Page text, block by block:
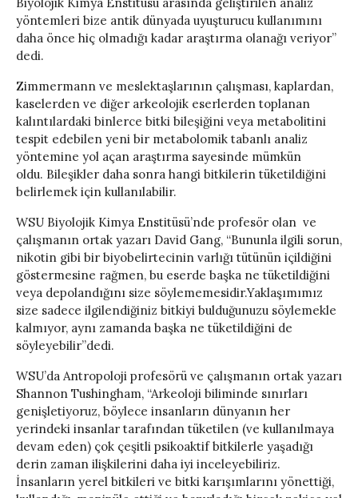
yöntemleri bize antik dünyada uyuşturucu kullanımını
daha önce hiç olmadığı kadar araştırma olanağı veriyor”
dedi.
Zimmermann ve meslektaşlarının çalışması, kaplardan,
kaselerden ve diğer arkeolojik eserlerden toplanan
kalıntılardaki binlerce bitki bileşiğini veya metabolitini
tespit edebilen yeni bir metabolomik tabanlı analiz
yöntemine yol açan araştırma sayesinde mümkün
oldu. Bileşikler daha sonra hangi bitkilerin tüketildiğini
belirlemek için kullanılabilir.
WSU Biyolojik Kimya Enstitüsü’nde profesör olan ve
çalışmanın ortak yazarı David Gang, “Bununla ilgili sorun,
nikotin gibi bir biyobelirtecinin varlığı tütünün içildiğini
göstermesine rağmen, bu eserde başka ne tüketildiğini
veya depolandığını size söylememesidir.Yaklaşımımız
size sadece ilgilendiğiniz bitkiyi bulduğunuzu söylemekle
kalmıyor, aynı zamanda başka ne tüketildiğini de
söyleyebilir”dedi.
WSU’da Antropoloji profesörü ve çalışmanın ortak yazarı
Shannon Tushingham, “Arkeoloji biliminde sınırları
genişletiyoruz, böylece insanların dünyanın her
yerindeki insanlar tarafından tüketilen (ve kullanılmaya
devam eden) çok çeşitli psikoaktif bitkilerle yaşadığı
derin zaman ilişkilerini daha iyi inceleyebiliriz.
İnsanların yerel bitkileri ve bitki karışımlarını yönettiği,